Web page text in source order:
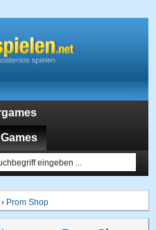
› Prom Shop